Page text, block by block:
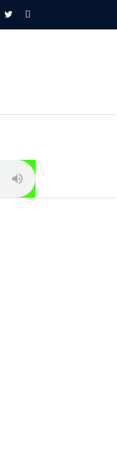
del 8 de marzo